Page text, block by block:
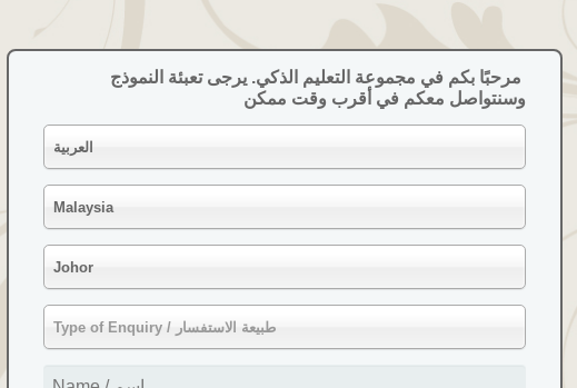
مرحبًا بكم في مجموعة التعليم الذكي. يرجى تعبئة النموذج
وسنتواصل معكم في أقرب وقت ممكن
العربية
Malaysia
Johor
Type of Enquiry / طبيعة الاستفسار